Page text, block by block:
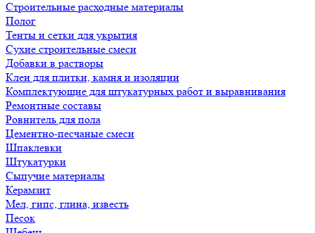
Строительные расходные материалы
Полог
Тенты и сетки для укрытия
Сухие строительные смеси
Добавки в растворы
Клеи для плитки, камня и изоляции
Комплектующие для штукатурных работ и выравнивания
Ремонтные составы
Ровнитель для пола
Цементно-песчаные смеси
Шпаклевки
Штукатурки
Сыпучие материалы
Керамзит
Мел, гипс, глина, известь
Песок